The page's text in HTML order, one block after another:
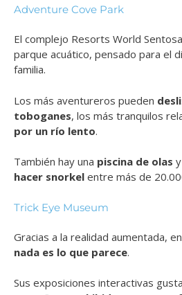
Adventure Cove Park
El complejo Resorts World
parque acuático, pensado para el
familia.
Los más aventureros pueden
toboganes, los más tranquilos
por un río lento.
También hay una piscina de olas
hacer snorkel entre más de
Trick Eye Museum
Gracias a la realidad aumentada,
nada es lo que parece.
Sus exposiciones interactivas